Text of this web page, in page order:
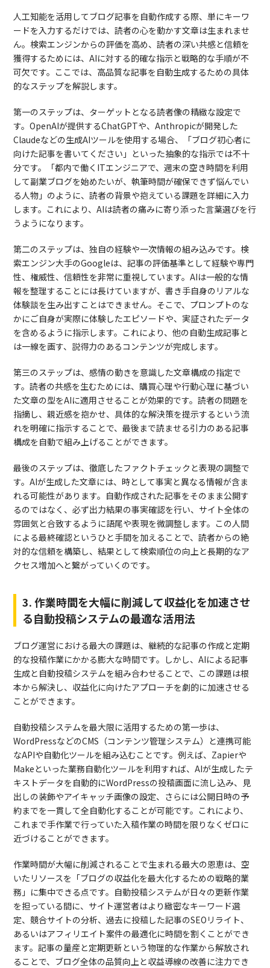
人工知能を活用してブログ記事を自動作成する際、単にキーワ
ードを入力するだけでは、読者の心を動かす文章は生まれませ
ん。検索エンジンからの評価を高め、読者の深い共感と信頼を
獲得するためには、AIに対する的確な指示と戦略的な手順が不
可欠です。ここでは、高品質な記事を自動生成するための具体
的なステップを解説します。
第一のステップは、ターゲットとなる読者像の精緻な設定で
す。OpenAIが提供するChatGPTや、Anthropicが開発した
Claudeなどの生成AIツールを使用する場合、「ブログ初心者に
向けた記事を書いてください」といった抽象的な指示では不十
分です。「都内で働くITエンジニアで、週末の空き時間を利用
して副業ブログを始めたいが、執筆時間が確保できず悩んでい
る人物」のように、読者の背景や抱えている課題を詳細に入力
します。これにより、AIは読者の痛みに寄り添った言葉選びを行
うようになります。
第二のステップは、独自の経験や一次情報の組み込みです。検
索エンジン大手のGoogleは、記事の評価基準として経験や専門
性、権威性、信頼性を非常に重視しています。AIは一般的な情
報を整理することには長けていますが、書き手自身のリアルな
体験談を生み出すことはできません。そこで、プロンプトのな
かにご自身が実際に体験したエピソードや、実証されたデータ
を含めるように指示します。これにより、他の自動生成記事と
は一線を画す、説得力のあるコンテンツが完成します。
第三のステップは、感情の動きを意識した文章構成の指定で
す。読者の共感を生むためには、購買心理や行動心理に基づい
た文章の型をAIに適用させることが効果的です。読者の問題を
指摘し、親近感を抱かせ、具体的な解決策を提示するという流
れを明確に指示することで、最後まで読ませる引力のある記事
構成を自動で組み上げることができます。
最後のステップは、徹底したファクトチェックと表現の調整で
す。AIが生成した文章には、時として事実と異なる情報が含ま
れる可能性があります。自動作成された記事をそのまま公開す
るのではなく、必ず出力結果の事実確認を行い、サイト全体の
雰囲気と合致するように語尾や表現を微調整します。この人間
による最終確認というひと手間を加えることで、読者からの絶
対的な信頼を構築し、結果として検索順位の向上と長期的なア
クセス増加へと繋がっていくのです。
3. 作業時間を大幅に削減して収益化を加速させ
る自動投稿システムの最適な活用法
ブログ運営における最大の課題は、継続的な記事の作成と定期
的な投稿作業にかかる膨大な時間です。しかし、AIによる記事
生成と自動投稿システムを組み合わせることで、この課題は根
本から解決し、収益化に向けたアプローチを劇的に加速させる
ことができます。
自動投稿システムを最大限に活用するための第一歩は、
WordPressなどのCMS（コンテンツ管理システム）と連携可能
なAPIや自動化ツールを組み込むことです。例えば、Zapierや
Makeといった業務自動化ツールを利用すれば、AIが生成したテ
キストデータを自動的にWordPressの投稿画面に流し込み、見
出しの装飾やアイキャッチ画像の設定、さらには公開日時の予
約までを一貫して全自動化することが可能です。これにより、
これまで手作業で行っていた入稿作業の時間を限りなくゼロに
近づけることができます。
作業時間が大幅に削減されることで生まれる最大の恩恵は、空
いたリソースを「ブログの収益化を最大化するための戦略的業
務」に集中できる点です。自動投稿システムが日々の更新作業
を担っている間に、サイト運営者はより緻密なキーワード選
定、競合サイトの分析、過去に投稿した記事のSEOリライト、
あるいはアフィリエイト案件の最適化に時間を割くことができ
ます。記事の量産と定期更新という物理的な作業から解放され
ることで、ブログ全体の品質向上と収益導線の改善に注力でき